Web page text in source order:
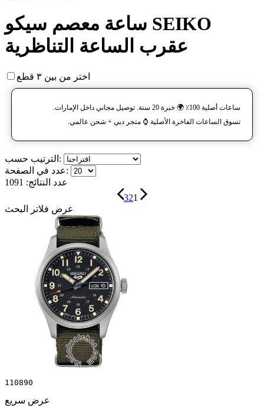
ساعة معصم سیکو SEIKO
عقرب الساعة التناظرية
اختر من بين ٣ قطع
ساعات أصلية 100٪ 🌍 خبرة 20 سنة. توصيل مجاني داخل الإمارات.
تسوق الساعات الفاخرة الأصلية ⌚️ متجر دبي + شحن عالمي.
الترتيب حسب:
عدد في الصفحة:
عدد النتائج: 1091
321
عرض فلاتر البحث
110890
عرض سريع